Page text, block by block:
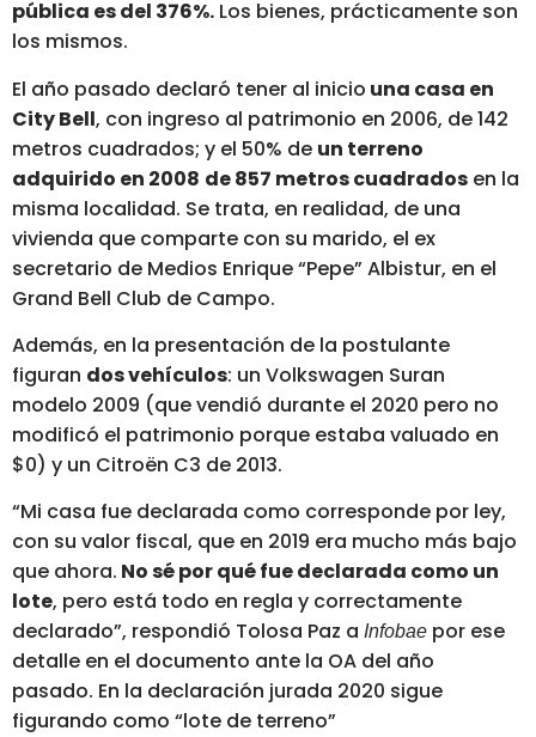
pública es del 376%. Los bienes, prácticamente son
los mismos.
El año pasado declaró tener al inicio una casa en
City Bell, con ingreso al patrimonio en 2006, de 142
metros cuadrados; y el 50% de un terreno
adquirido en 2008 de 857 metros cuadrados en la
misma localidad. Se trata, en realidad, de una
vivienda que comparte con su marido, el ex
secretario de Medios Enrique “Pepe” Albistur, en el
Grand Bell Club de Campo.
Además, en la presentación de la postulante
figuran dos vehículos: un Volkswagen Suran
modelo 2009 (que vendió durante el 2020 pero no
modificó el patrimonio porque estaba valuado en
$0) y un Citroën C3 de 2013.
“Mi casa fue declarada como corresponde por ley,
con su valor fiscal, que en 2019 era mucho más bajo
que ahora. No sé por qué fue declarada como un
lote, pero está todo en regla y correctamente
declarado”, respondió Tolosa Paz a Infobae por ese
detalle en el documento ante la OA del año
pasado. En la declaración jurada 2020 sigue
figurando como “lote de terreno”